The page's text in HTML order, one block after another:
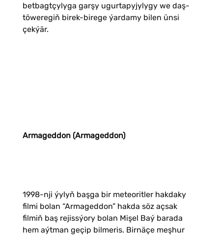
betbagtçylyga garşy ugurtapyjylygy we daş-
töweregiň birek-birege ýardamy bilen ünsi
çekýär.
Armageddon (Armageddon)
1998-nji ýylyň başga bir meteoritler hakdaky
filmi bolan “Armageddon” hakda söz açsak
filmiň baş rejissýory bolan Mişel Baý barada
hem aýtman geçip bilmeris. Birnäçe meşhur